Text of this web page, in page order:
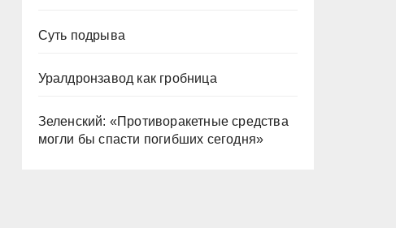
Суть подрыва
Уралдронзавод как гробница
Зеленский: «Противоракетные средства
могли бы спасти погибших сегодня»